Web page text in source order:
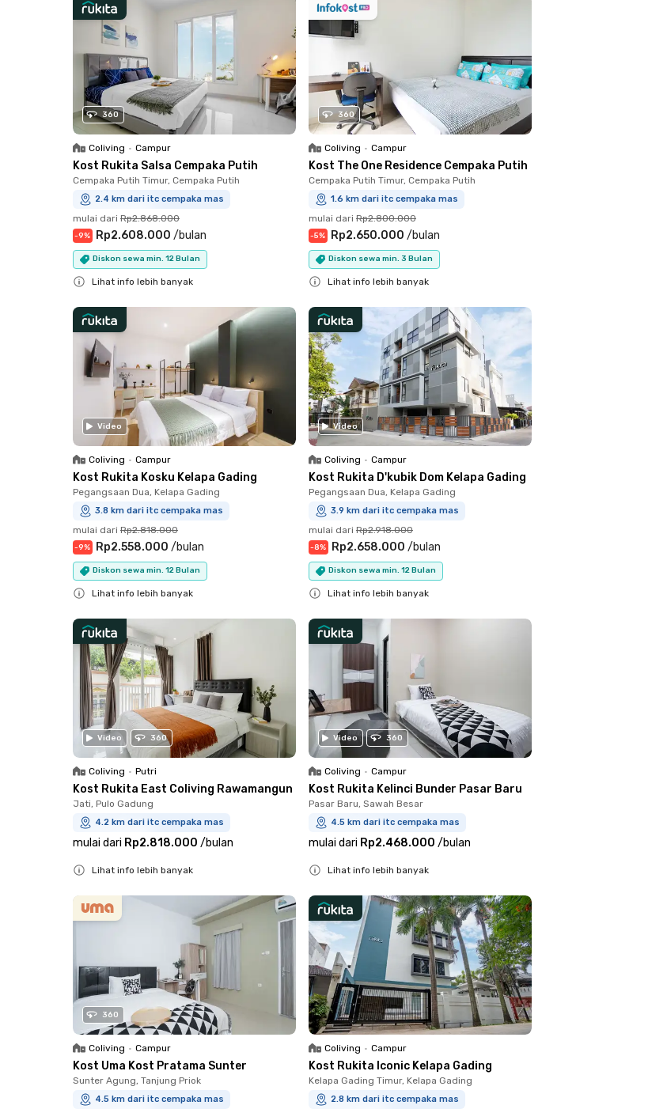
360
Coliving • Campur
Kost Rukita Salsa Cempaka Putih
Cempaka Putih Timur, Cempaka Putih
2.4 km dari itc cempaka mas
mulai dari Rp2.868.000
-9% Rp2.608.000 /bulan
Diskon sewa min. 12 Bulan
Lihat info lebih banyak
360
Coliving • Campur
Kost The One Residence Cempaka Putih
Cempaka Putih Timur, Cempaka Putih
1.6 km dari itc cempaka mas
mulai dari Rp2.800.000
-5% Rp2.650.000 /bulan
Diskon sewa min. 3 Bulan
Lihat info lebih banyak
Video
Coliving • Campur
Kost Rukita Kosku Kelapa Gading
Pegangsaan Dua, Kelapa Gading
3.8 km dari itc cempaka mas
mulai dari Rp2.818.000
-9% Rp2.558.000 /bulan
Diskon sewa min. 12 Bulan
Lihat info lebih banyak
Video
Coliving • Campur
Kost Rukita D'kubik Dom Kelapa Gading
Pegangsaan Dua, Kelapa Gading
3.9 km dari itc cempaka mas
mulai dari Rp2.918.000
-8% Rp2.658.000 /bulan
Diskon sewa min. 12 Bulan
Lihat info lebih banyak
Video 360
Coliving • Putri
Kost Rukita East Coliving Rawamangun
Jati, Pulo Gadung
4.2 km dari itc cempaka mas
mulai dari Rp2.818.000 /bulan
Lihat info lebih banyak
Video 360
Coliving • Campur
Kost Rukita Kelinci Bunder Pasar Baru
Pasar Baru, Sawah Besar
4.5 km dari itc cempaka mas
mulai dari Rp2.468.000 /bulan
Lihat info lebih banyak
360
Coliving • Campur
Kost Uma Kost Pratama Sunter
Sunter Agung, Tanjung Priok
4.5 km dari itc cempaka mas
Coliving • Campur
Kost Rukita Iconic Kelapa Gading
Kelapa Gading Timur, Kelapa Gading
2.8 km dari itc cempaka mas